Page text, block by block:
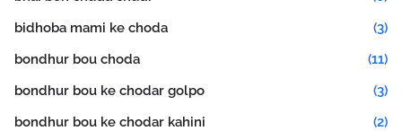
bidhoba mami ke choda
(3)
bondhur bou choda
(11)
bondhur bou ke chodar golpo
(3)
bondhur bou ke chodar kahini
(2)